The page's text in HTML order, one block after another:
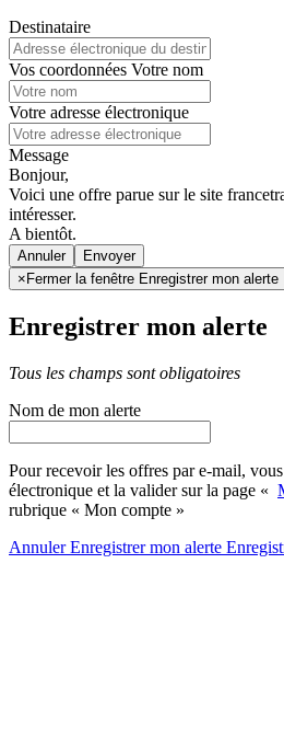
Destinataire
Vos coordonnées Votre nom
Votre adresse électronique
Message
Bonjour,
Voici une offre parue sur le site
intéresser.
A bientôt.
Annuler
× Fermer la fenêtre Enregistrer mon alerte
Enregistrer mon alerte
Tous les champs sont obligatoires
Nom de mon alerte
Pour recevoir les offres par e-mail,
électronique et la valider sur la page «
rubrique « Mon compte »
AnnulerEnregistrer mon alerte